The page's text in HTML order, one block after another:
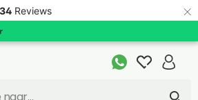
Reviews ×